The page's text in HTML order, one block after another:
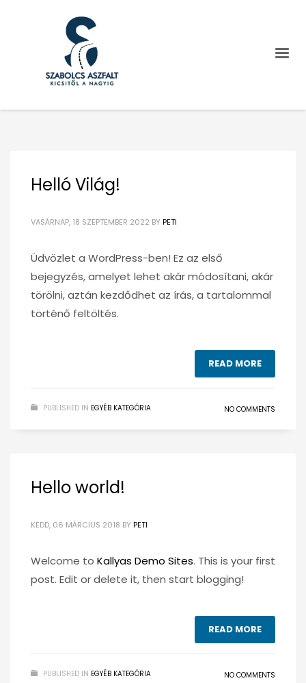
Helló Világ!
VASÁRNAP, 18 SZEPTEMBER 2022 BY PETI
Üdvözlet a WordPress-ben! Ez az első
bejegyzés, amelyet lehet akár módosítani, akár
törölni, aztán kezdődhet az írás, a tartalommal
történő feltöltés.
READ MORE
PUBLISHED IN EGYÉB KATEGÓRIA NO COMMENTS
Hello world!
KEDD, 06 MÁRCIUS 2018 BY PETI
Welcome to Kallyas Demo Sites. This is your first
post. Edit or delete it, then start blogging!
READ MORE
PUBLISHED IN EGYÉB KATEGÓRIA NO COMMENTS